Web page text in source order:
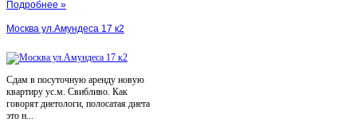
Подробнее »
Москва ул.Амундеса 17 к2
Сдам в посуточную аренду новую
квартиру ус.м. Свибливо. Как
говорят диетологи, полосатая диета
это н...